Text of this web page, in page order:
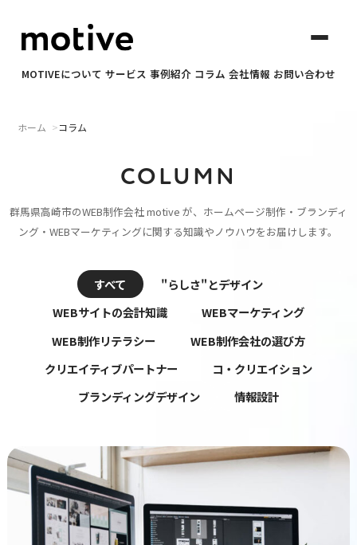
MOTIVEについて サービス 事例紹介 コラム 会社情報 お問い合わせ
サービス
採用情報
お問い合わせ
ホーム コラム
COLUMN
群馬県高崎市のWEB制作会社 motive が、 ホームページ制作・ブランディ
ング・WEBマーケティングに関する知識やノウハウをお届けします。
すべて
"らしさ"とデザイン
WEBサイトの会計知識
WEBマーケティング
WEB制作リテラシー
WEB制作会社の選び方
クリエイティブパートナー
コ・クリエイション
ブランディングデザイン
情報設計